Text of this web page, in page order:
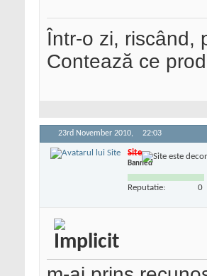
Într-o zi, riscând,
Contează ce
23rd November 2010, 22:03
Site
Banned
Reputatie: 0